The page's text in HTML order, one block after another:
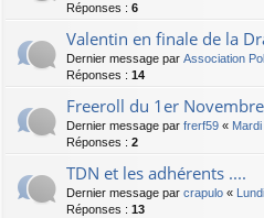
Réponses : 6
Valentin en finale de la
Dernier message par Association
Réponses : 14
Freeroll du 1er
Dernier message par frerf59 «
Réponses : 2
TDN et les adhérents ....
Dernier message par crapulo «
Réponses : 13